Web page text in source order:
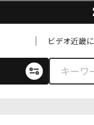
ビデオ近畿